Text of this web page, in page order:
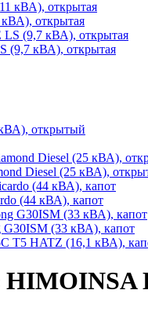
открытая
(9,7 кВА), открытая
открытый
Diesel (25 кВА),
(44 кВА), капот
G30ISM (33 кВА), капот